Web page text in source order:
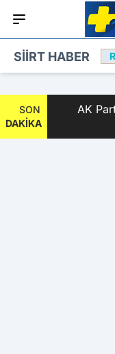
SIIRT HABER
SON
DAKİKA
AK Parti